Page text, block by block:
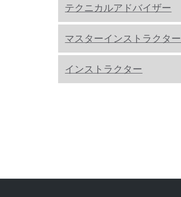
テクニカルアドバイザー
マスターインストラクター
インストラクター